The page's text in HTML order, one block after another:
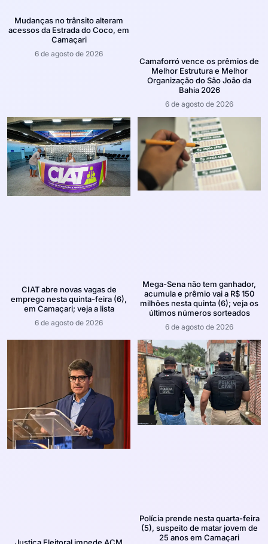
Mudanças no trânsito alteram
acessos da Estrada do Coco, em
Camaçari
6 de agosto de 2026
Camaforró vence os prêmios de
Melhor Estrutura e Melhor
Organização do São João da
Bahia 2026
6 de agosto de 2026
CIAT abre novas vagas de
emprego nesta quinta-feira (6),
em Camaçari; veja a lista
6 de agosto de 2026
Mega-Sena não tem ganhador,
acumula e prêmio vai a R$ 150
milhões nesta quinta (6); veja os
últimos números sorteados
6 de agosto de 2026
Polícia prende nesta quarta-feira
(5), suspeito de matar jovem de
25 anos em Camaçari